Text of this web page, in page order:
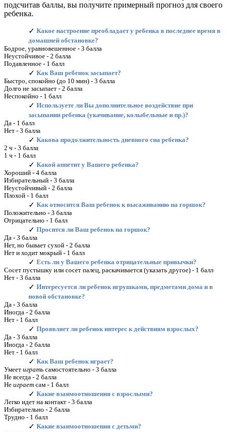
подсчитав баллы, вы получите примерный прогноз для своего
ребенка.
Какое настроение преобладает у ребенка в последнее время в
домашней обстановке?
Бодрое, уравновешенное - 3 балла
Неустойчивое - 2 балла
Подавленное - 1 балл
Как Ваш ребенок засыпает?
Быстро, спокойно (до 10 мин) - 3 балла
Долго не засыпает - 2 балла
Неспокойно - 1 балл
Используете ли Вы дополнительное воздействие при
засыпании ребенка (укачивание, колыбельные и пр.)?
Да - 1 балл
Нет - 3 балла
Какова продолжительность дневного сна ребенка?
2 ч - 3 балла
1 ч - 1 балл
Какой аппетит у Вашего ребенка?
Хороший - 4 балла
Избирательный - 3 балла
Неустойчивый - 2 балла
Плохой - 1 балл
Как относится Ваш ребенок к высаживанию на горшок?
Положительно - 3 балла
Отрицательно - 1 балл
Просится ли Ваш ребенок на горшок?
Да - 3 балла
Нет, но бывает сухой - 2 балла
Нет и ходит мокрый - 1 балл
Есть ли у Вашего ребенка отрицательные привычки?
Сосет пустышку или сосет палец, раскачивается (указать другое) - 1 балл
Нет - 3 балла
Интересуется ли ребенок игрушками, предметами дома и в
новой обстановке?
Да - 3 балла
Иногда - 2 балла
Нет - 1 балл
Проявляет ли ребенок интерес к действиям взрослых?
Да - 3 балла
Иногда - 2 балла
Нет - 1 балл
Как Ваш ребенок играет?
Умеет играть самостоятельно - 3 балла
Не всегда - 2 балла
Не играет сам - 1 балл
Какие взаимоотношения с взрослыми?
Легко идет на контакт - 3 балла
Избирательно - 2 балла
Трудно - 1 балл
Какие взаимоотношения с детьми?